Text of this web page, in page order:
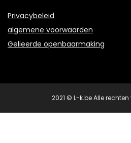
Privacybeleid
algemene voorwaarden
Gelieerde openbaarmaking
2021 © L-k.be Alle